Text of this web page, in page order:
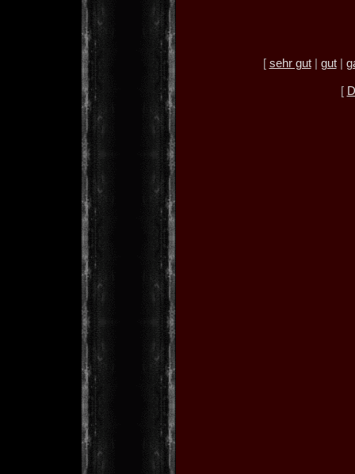
[ sehr gut| gut|
[